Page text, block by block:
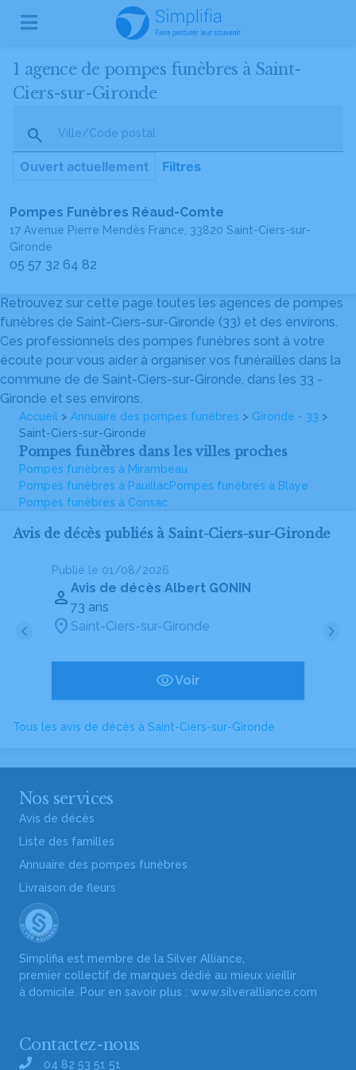
1 agence de pompes funèbres à Saint-
Ciers-sur-Gironde
Ville/Code postal
Ouvert actuellement Filtres
Pompes Funèbres Réaud-Comte
17 Avenue Pierre Mendès France, 33820 Saint-Ciers-sur-
Gironde
05 57 32 64 82
Retrouvez sur cette page toutes les agences de pompes
funèbres de Saint-Ciers-sur-Gironde (33) et des environs.
Ces professionnels des pompes funèbres sont à votre
écoute pour vous aider à organiser vos funérailles dans la
commune de de Saint-Ciers-sur-Gironde, dans les 33 -
Gironde et ses environs.
Accueil > Annuaire des pompes funèbres > Gironde - 33 >
Saint-Ciers-sur-Gironde
Pompes funèbres dans les villes proches
Pompes funèbres à Mirambeau
Pompes funèbres à PauillacPompes funèbres à Blaye
Pompes funèbres à Consac
Avis de décès publiés à Saint-Ciers-sur-Gironde
Publié le 01/08/2026
Avis de décès Albert GONIN
73 ans
Saint-Ciers-sur-Gironde
Voir
Tous les avis de décès à Saint-Ciers-sur-Gironde
Nos services
Avis de décès
Liste des familles
Annuaire des pompes funèbres
Livraison de fleurs
Simplifia est membre de la Silver Alliance,
premier collectif de marques dédié au mieux vieillir
à domicile. Pour en savoir plus : www.silveralliance.com
Contactez-nous
04 82 53 51 51